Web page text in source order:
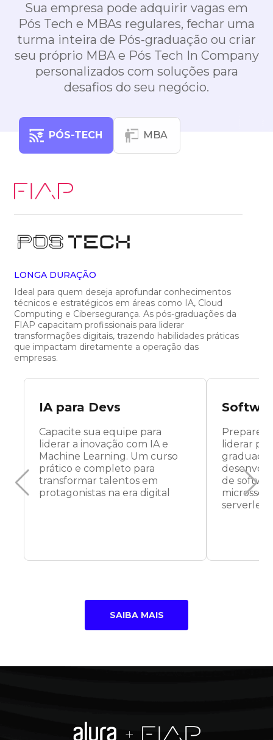
Sua empresa pode adquirir vagas em
Pós Tech e MBAs regulares, fechar uma
turma inteira de Pós-graduação ou criar
seu próprio MBA e Pós Tech In Company
personalizados com soluções para
desafios do seu negócio.
PÓS-TECH MBA
LONGA DURAÇÃO
Ideal para quem deseja aprofundar conhecimentos
técnicos e estratégicos em áreas como IA, Cloud
Computing e Cibersegurança. As pós-graduações da
FIAP capacitam profissionais para liderar
transformações digitais, trazendo habilidades práticas
que impactam diretamente a operação das
empresas.
IA para Devs
Capacite sua equipe para
liderar a inovação com IA e
Machine Learning. Um curso
prático e completo para
transformar talentos em
protagonistas na era digital
Prepare
liderar
de
serverless
SAIBA MAIS